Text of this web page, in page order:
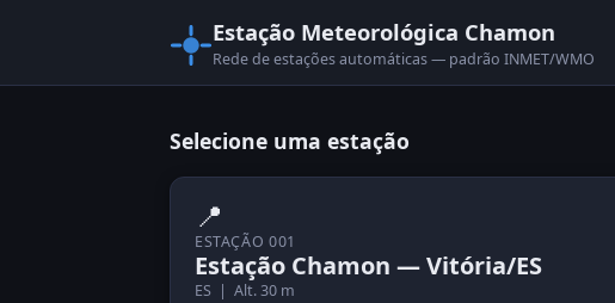
Estação Meteorológica Chamon
Rede de estações automáticas — padrão INMET/WMO
Selecione uma estação
📍
ESTAÇÃO 001
Estação Chamon — Vitória/ES
ES | Alt. 30 m